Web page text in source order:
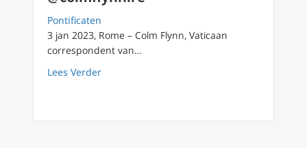
Pontificaten
3 jan 2023, Rome – Colm Flynn, Vaticaan
correspondent van…
Lees Verderabout Kardinaal George Pell blikt terug op